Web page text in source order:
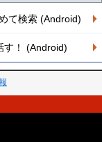
て検索 (Android)
す！ (Android)